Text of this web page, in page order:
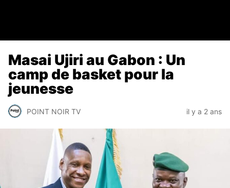
Masai Ujiri au Gabon : Un
camp de basket pour la
jeunesse
POINT NOIR TV il y a 2 ans